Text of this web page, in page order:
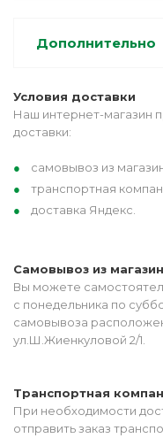
Дополнительно
Условия доставки
Наш интернет-магазин
доставки:
самовывоз из
транспортная
доставка Яндекс.
Самовывоз из
Вы можете
с понедельника по
самовывоза
ул.Ш.Жиенкуловой 2/1.
Транспортная
При необходимости
отправить заказ